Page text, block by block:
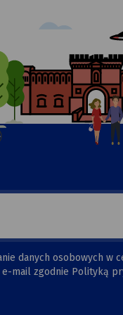
danych osobowych w
mail zgodnie Polityką